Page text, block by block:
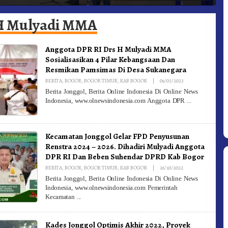
Kebakaran Ke-81 Dibuka Sekda Karo
Mulyadi MMA
Anggota DPR RI Drs H Mulyadi MMA
Sosialisasikan 4 Pilar Kebangsaan Dan
Resmikan Pamsimas Di Desa Sukanegara
BERITA,BOGOR,BOGOR TIMUR,KAB BOGOR | 09/03/2023
Berita Jonggol, Berita Online Indonesia Di Online News
Indonesia, www.olnewsindonesia.com Anggota DPR
Kecamatan Jonggol Gelar FPD Penyusunan
Renstra 2024 – 2026. Dihadiri Mulyadi Anggota
DPR RI Dan Beben Suhendar DPRD Kab Bogor
BERITA,BOGOR,BOGOR TIMUR,KAB BOGOR | 26/10/2022By
Berita Jonggol, Berita Online Indonesia Di Online News
Indonesia, www.olnewsindonesia.com Pemerintah
Kecamatan
Kades Jonggol Optimis Akhir 2022, Proyek